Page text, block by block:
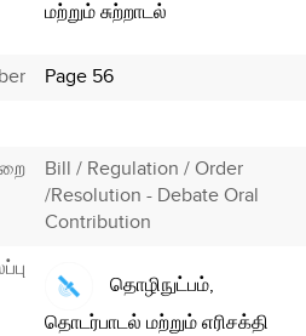
மற்றும் சுற்றாடல்
Page 56
Bill / Regulation / Order
/Resolution - Debate Oral
Contribution
தொழிநுட்பம்,
தொடர்பாடல் மற்றும் எரிசக்தி